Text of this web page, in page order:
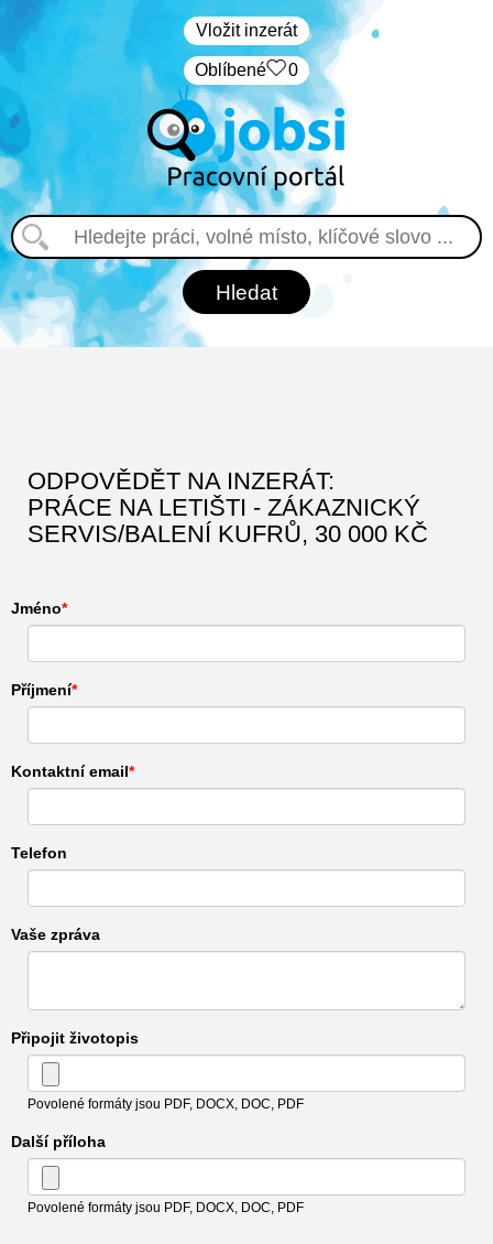
Vložit inzerát
Oblíbené 0
ODPOVĚDĚT NA INZERÁT:
PRÁCE NA LETIŠTI - ZÁKAZNICKÝ
SERVIS/BALENÍ KUFRŮ, 30 000 KČ
Jméno
Příjmení
Kontaktní email
Telefon
Vaše zpráva
Připojit životopis
Povolené formáty jsou PDF, DOCX, DOC, PDF
Další příloha
Povolené formáty jsou PDF, DOCX, DOC, PDF